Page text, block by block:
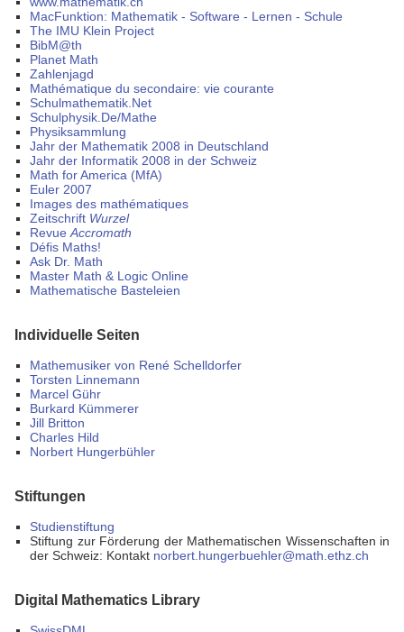
MacFunktion: Mathematik - Software - Lernen - Schule
The IMU Klein Project
BibM@th
Planet Math
Zahlenjagd
Mathématique du secondaire: vie courante
Schulmathematik.Net
Schulphysik.De/Mathe
Physiksammlung
Jahr der Mathematik 2008 in Deutschland
Jahr der Informatik 2008 in der Schweiz
Math for America (MfA)
Euler 2007
Images des mathématiques
Zeitschrift Wurzel
Revue Accromαth
Défis Maths!
Ask Dr. Math
Master Math & Logic Online
Mathematische Basteleien
Individuelle Seiten
Mathemusiker von René Schelldorfer
Torsten Linnemann
Marcel Gühr
Burkard Kümmerer
Jill Britton
Charles Hild
Norbert Hungerbühler
Stiftungen
Studienstiftung
Stiftung zur Förderung der Mathematischen Wissenschaften in
der Schweiz: Kontakt norbert.hungerbuehler@math.ethz.ch
Digital Mathematics Library